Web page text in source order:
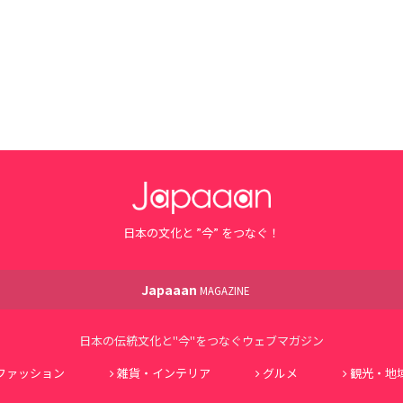
日本の文化と ”今” をつなぐ！
Japaaan MAGAZINE
日本の伝統文化と"今"をつなぐウェブマガジン
ァッション 雑貨・インテリア グルメ 観光・地